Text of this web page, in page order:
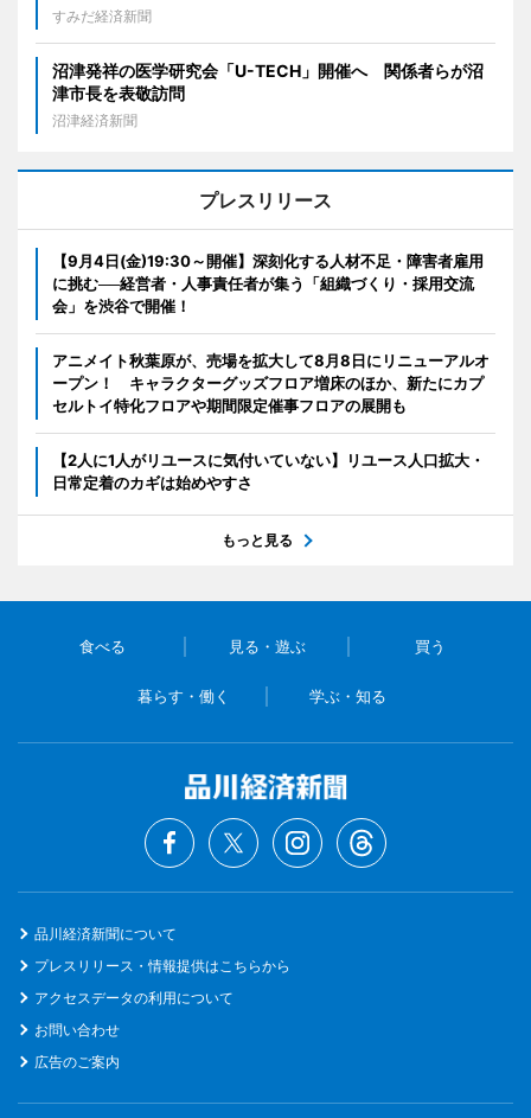
すみだ経済新聞
沼津発祥の医学研究会「U-TECH」開催へ 関係者らが沼
津市長を表敬訪問
沼津経済新聞
プレスリリース
【9月4日(金)19:30～開催】深刻化する人材不足・障害者雇用
に挑む──経営者・人事責任者が集う「組織づくり・採用交流
会」を渋谷で開催！
アニメイト秋葉原が、売場を拡大して8月8日にリニューアルオ
ープン！ キャラクターグッズフロア増床のほか、新たにカプ
セルトイ特化フロアや期間限定催事フロアの展開も
【2人に1人がリユースに気付いていない】リユース人口拡大・
日常定着のカギは始めやすさ
もっと見る
食べる 見る・遊ぶ 買う
暮らす・働く 学ぶ・知る
品川経済新聞について
プレスリリース・情報提供はこちらから
アクセスデータの利用について
お問い合わせ
広告のご案内